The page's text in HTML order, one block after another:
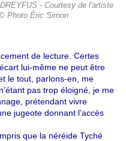
- Courtesy de l'artiste
Photo Éric Simon
de lecture. Certes
lui-même ne peut être
le tout, parlons-en, me
pas trop éloigné, je me
prétendant vivre
jugeote donnant l’accès
que la néréide Tyché